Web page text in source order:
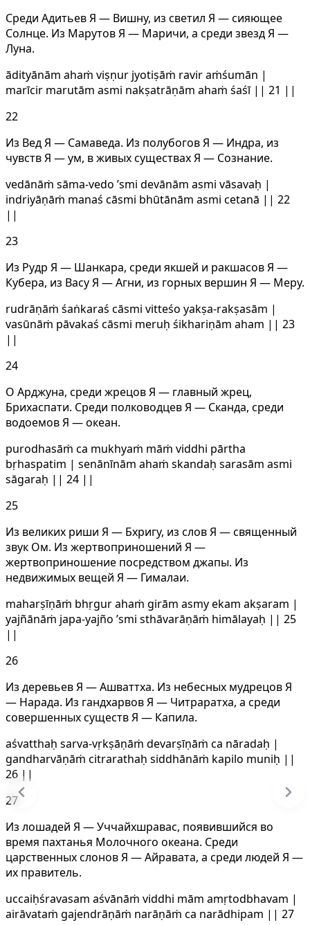
Среди Адитьев Я — Вишну, из светил Я — сияющее
Солнце. Из Марутов Я — Маричи, а среди звезд Я —
Луна.
ādityānām ahaṁ viṣṇur jyotiṣāṁ ravir aṁśumān |
marīcir marutām asmi nakṣatrāṇām ahaṁ śaśī || 21 ||
22
Из Вед Я — Самаведа. Из полубогов Я — Индра, из
чувств Я — ум, в живых существах Я — Сознание.
vedānāṁ sāma-vedo ’smi devānām asmi vāsavaḥ |
indriyāṇāṁ manaś cāsmi bhūtānām asmi cetanā || 22
||
23
Из Рудр Я — Шанкара, среди якшей и ракшасов Я —
Кубера, из Васу Я — Aгни, из горных вершин Я — Меру.
rudrāṇāṁ śaṅkaraś cāsmi vitteśo yakṣa-rakṣasām |
vasūnāṁ pāvakaś cāsmi meruḥ śikhariṇām aham || 23
||
24
О Арджуна, среди жрецов Я — главный жрец,
Брихаспати. Среди полководцев Я — Сканда, среди
водоемов Я — океан.
purodhasāṁ ca mukhyaṁ māṁ viddhi pārtha
bṛhaspatim | senānīnām ahaṁ skandaḥ sarasām asmi
sāgaraḥ || 24 ||
25
Из великих риши Я — Бхригу, из слов Я — священный
звук Ом. Из жертвоприношений Я —
жертвоприношение посредством джапы. Из
недвижимых вещей Я — Гималаи.
maharṣīṇāṁ bhṛgur ahaṁ girām asmy ekam akṣaram |
yajñānāṁ japa-yajño ’smi sthāvarāṇāṁ himālayaḥ || 25
||
26
Из деревьев Я — Ашваттха. Из небесных мудрецов Я
— Нарада. Из гандхарвов Я — Читраратха, а среди
совершенных существ Я — Капила.
aśvatthaḥ sarva-vṛkṣāṇāṁ devarṣīṇāṁ ca nāradaḥ |
gandharvāṇāṁ citrarathaḥ siddhānāṁ kapilo muniḥ ||
26 ||
27
Из лошадей Я — Уччайхшравас, появившийся во
время пахтанья Молочного океана. Среди
царственных слонов Я — Aйравата, а среди людей Я —
их правитель.
uccaiḥśravasam aśvānāṁ viddhi mām amṛtodbhavam |
airāvataṁ gajendrāṇāṁ narāṇāṁ ca narādhipam || 27